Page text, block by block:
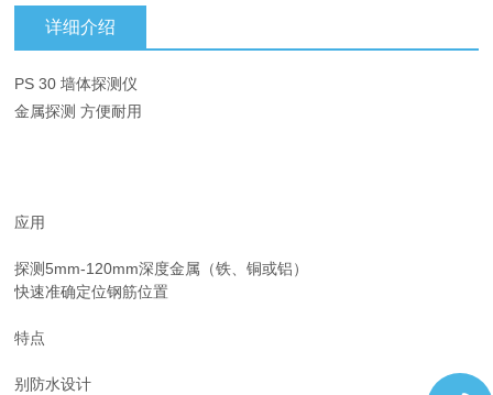
详细介绍
PS 30 墙体探测仪
金属探测 方便耐用
应用
探测5mm-120mm深度金属（铁、铜或铝）
快速准确定位钢筋位置
特点
别防水设计